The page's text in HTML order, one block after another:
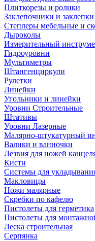
Плиткорезы и ролики
Заклепочники и заклепки
Степлеры мебельные и
Дыроколы
Измерительный
Гидроуровни
Мультиметры
Штангенциркули
Рулетки
Линейки
Угольники и линейки
Уровни Строительные
Штативы
Уровни Лазерные
Малярно-штукатурный
Валики и ванночки
Лезвия для ножей
Кисти
Системы для
Макловицы
Ножи малярные
Скребки по кафелю
Пистолеты для герметика
Пистолеты для
Леска строительная
Серпянка